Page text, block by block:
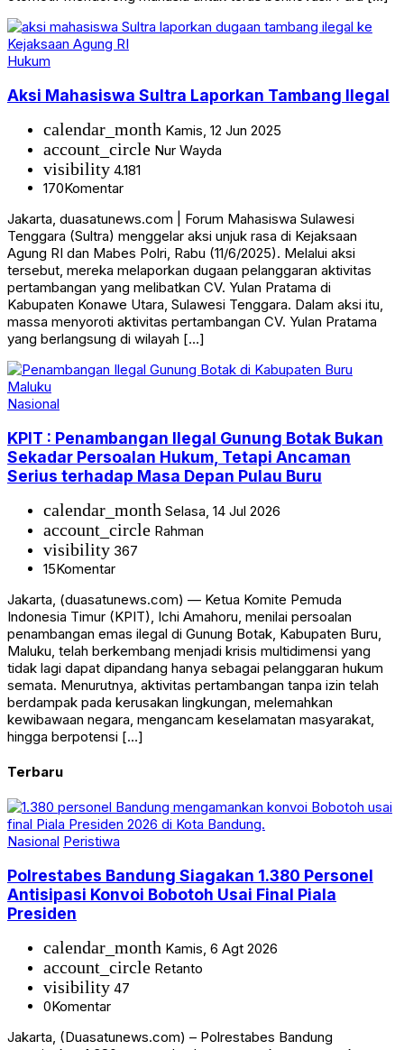
Hukum
Aksi Mahasiswa Sultra Laporkan Tambang Ilegal
calendar_month Kamis, 12 Jun 2025
account_circle Nur Wayda
visibility 4.181
170Komentar
Jakarta, duasatunews.com | Forum Mahasiswa Sulawesi
Tenggara (Sultra) menggelar aksi unjuk rasa di Kejaksaan
Agung RI dan Mabes Polri, Rabu (11/6/2025). Melalui aksi
tersebut, mereka melaporkan dugaan pelanggaran aktivitas
pertambangan yang melibatkan CV. Yulan Pratama di
Kabupaten Konawe Utara, Sulawesi Tenggara. Dalam aksi itu,
massa menyoroti aktivitas pertambangan CV. Yulan Pratama
yang berlangsung di wilayah […]
Nasional
KPIT : Penambangan Ilegal Gunung Botak Bukan
Sekadar Persoalan Hukum, Tetapi Ancaman
Serius terhadap Masa Depan Pulau Buru
calendar_month Selasa, 14 Jul 2026
account_circle Rahman
visibility 367
15Komentar
Jakarta, (duasatunews.com) — Ketua Komite Pemuda
Indonesia Timur (KPIT), Ichi Amahoru, menilai persoalan
penambangan emas ilegal di Gunung Botak, Kabupaten Buru,
Maluku, telah berkembang menjadi krisis multidimensi yang
tidak lagi dapat dipandang hanya sebagai pelanggaran hukum
semata. Menurutnya, aktivitas pertambangan tanpa izin telah
berdampak pada kerusakan lingkungan, melemahkan
kewibawaan negara, mengancam keselamatan masyarakat,
hingga berpotensi […]
Terbaru
Nasional Peristiwa
Polrestabes Bandung Siagakan 1.380 Personel
Antisipasi Konvoi Bobotoh Usai Final Piala
Presiden
calendar_month Kamis, 6 Agt 2026
account_circle Retanto
visibility 47
0Komentar
Jakarta, (Duasatunews.com) – Polrestabes Bandung